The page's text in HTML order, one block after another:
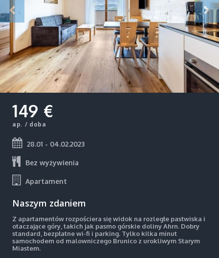
149 €
ap. / doba
28.01 - 04.02.2023
Bez wyżywienia
Apartament
Naszym zdaniem
Z apartamentów rozpościera się widok na rozległe pastwiska i
otaczające góry, takich jak pasmo górskie doliny Ahrn. Dobry
standard, bezpłatne wi-fi i parking. Tylko kilka minut
samochodem od malowniczego Brunico z urokliwym Starym
Miastem.